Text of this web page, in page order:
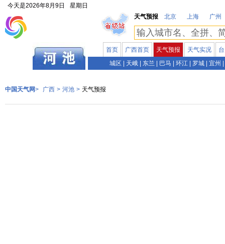
今天是2026年8月9日
星期日
天气预报
北京 上海 广州
首页 广西首页 天气预报 天气实况
城区
天峨 东兰 巴马 环江 罗城 宜州
中国天气网> 广西 > 河池 > 天气预报